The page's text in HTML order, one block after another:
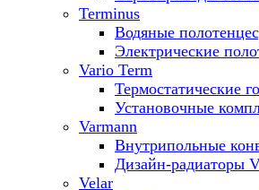
Terminus
Водяные
Электрические
Vario Term
Термостатические
Установочные
Varmann
Внутрипольные
Дизайн-радиаторы
Velar